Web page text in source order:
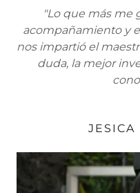
"Lo que más me
acompañamiento y
nos impartió el
duda, la mejor
JESICA